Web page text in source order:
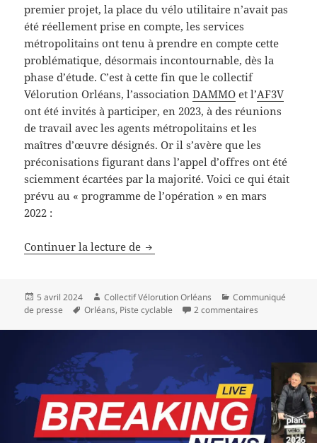
premier projet, la place du vélo utilitaire n’avait pas
été réellement prise en compte, les services
métropolitains ont tenu à prendre en compte cette
problématique, désormais incontournable, dès la
phase d’étude. C’est à cette fin que le collectif
Vélorution Orléans, l’associationDAMMO et l’AF3V
ont été invités à participer, en 2023, à des réunions
de travail avec les agents métropolitains et les
maîtres d’œuvre désignés. Or il s’avère que les
préconisations figurant dans l’appel d’offres ont été
sciemment écartées par la majorité. Voici ce qui était
prévu au « programme de l’opération » en mars
2022 :
Continuer la lecture de Requalification des mails : la
Publié
le
5 avril 2024 Auteur
Collectif Vélorution Orléans Catégories
Communiqué
de presse
Mots-
Orléans, Piste cyclable 2 commentaires